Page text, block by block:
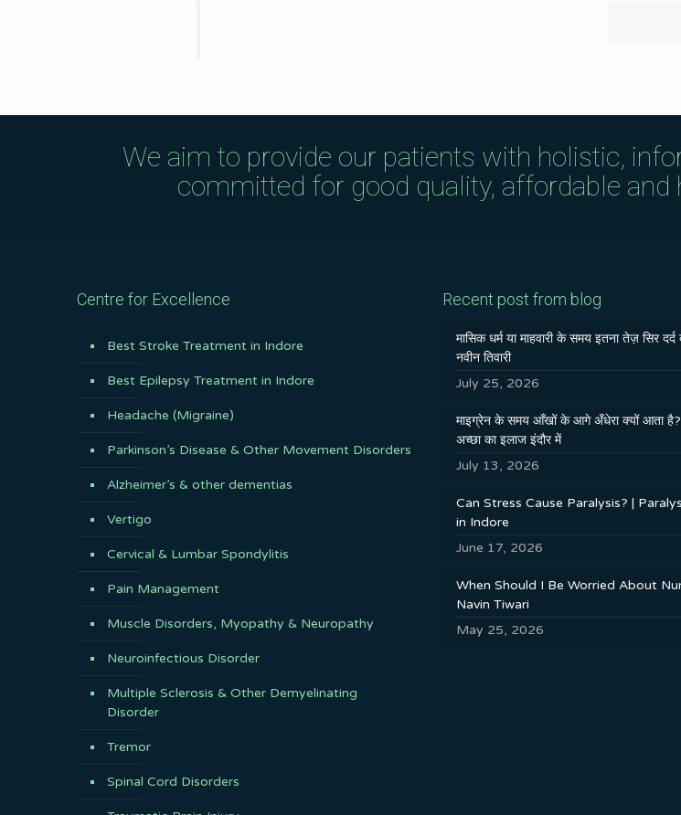
We aim to provide our patients with holistic,
committed for good quality, affordable
Centre for Excellence
Best Stroke Treatment in Indore
Best Epilepsy Treatment in Indore
Headache (Migraine)
Parkinson’s Disease & Other Movement Disorders
Alzheimer’s & other dementias
Vertigo
Cervical & Lumbar Spondylitis
Pain Management
Muscle Disorders, Myopathy & Neuropathy
Neuroinfectious Disorder
Multiple Sclerosis & Other Demyelinating
Disorder
Tremor
Spinal Cord Disorders
Recent post from blog
मासिक धर्म या माहवारी के समय इतना तेज़ सिर
नवीन तिवारी
July 25, 2026
माइग्रेन के समय आँखों के आगे अँधेरा क्यों आता
अच्छा का इलाज इंदौर में
July 13, 2026
Can Stress Cause Paralysis? |
in Indore
June 17, 2026
When Should I Be Worried About
Navin Tiwari
May 25, 2026